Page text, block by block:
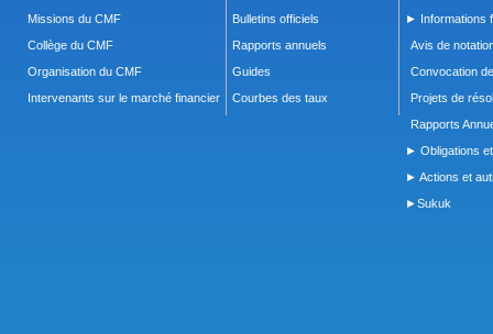
Missions du CMF
Collège du CMF
Organisation du CMF
Intervenants sur le marché financier
Bulletins officiels
Rapports annuels
Guides
Courbes des taux
► Informations
Avis de
Convocation
Projets de
Rapports
► Obligations
► Actions et
►Sukuk